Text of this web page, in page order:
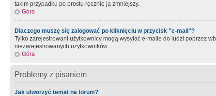
takim przypadku po prostu ręcznie ją zmniejszy.
Góra
Dlaczego muszę się zalogować po kliknięciu w przycisk "e-mail"?
Tylko zarejestrowani użytkownicy mogą wysyłać e-maile do ludzi poprzez
niezarejestrowanych użytkowników.
Góra
Problemy z pisaniem
Jak utworzyć temat na forum?